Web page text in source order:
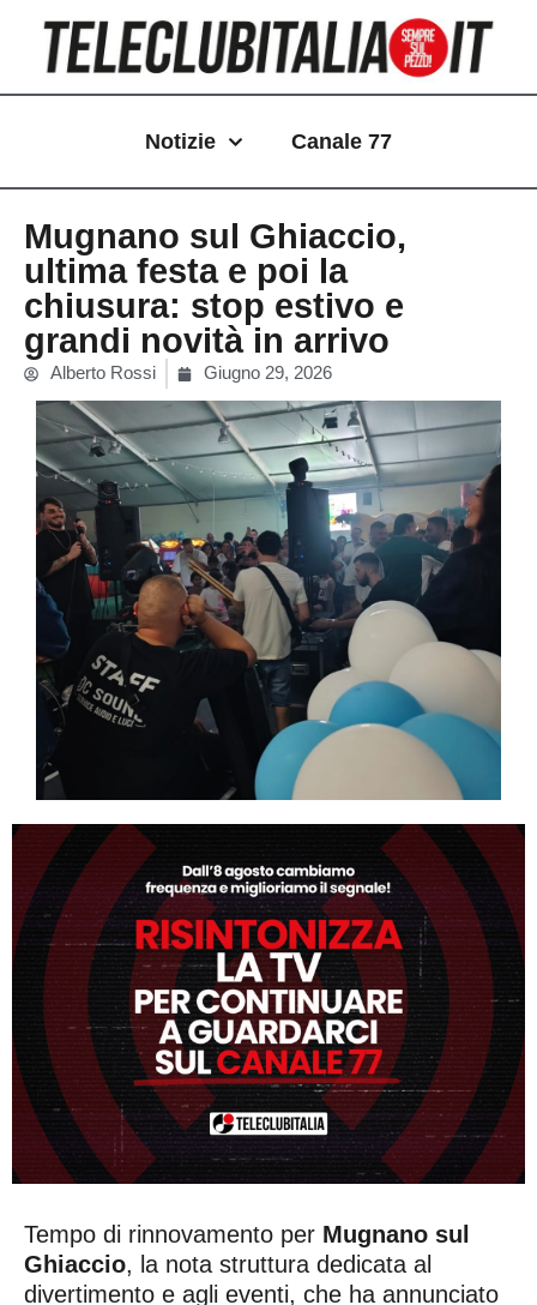
contenuto
Notizie Canale 77
Mugnano sul Ghiaccio,
ultima festa e poi la
chiusura: stop estivo e
grandi novità in arrivo
Alberto Rossi Giugno 29, 2026
Tempo di rinnovamento per Mugnano sul
Ghiaccio, la nota struttura dedicata al
divertimento e agli eventi, che ha annunciato